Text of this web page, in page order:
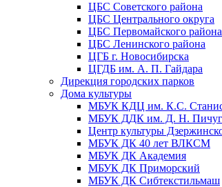
ЦБС Советского района
ЦБС Центрального округа
ЦБС Первомайского района
ЦБС Ленинского района
ЦГБ г. Новосибирска
ЦГДБ им. А. П. Гайдара
Дирекция городских парков
Дома культуры
МБУК КДЦ им. К.С.
МБУК ДДК им. Д. Н.
Центр культуры
МБУК ДК 40 лет ВЛКСМ
МБУК ДК Академия
МБУК ДК Приморский
МБУК ДК Сибтекстильмаш